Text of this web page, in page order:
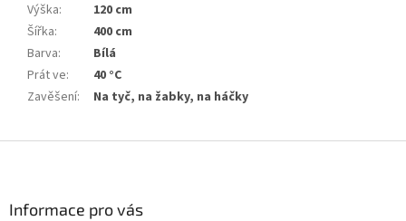
Výška:
120 cm
Šířka:
400 cm
Barva:
Bílá
Prát ve:
40 °C
Zavěšení: Na tyč, na žabky, na háčky
Informace pro vás